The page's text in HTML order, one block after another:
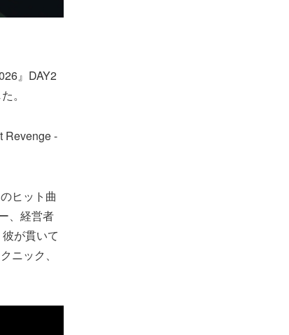
』DAY2
。
Revenge -
ヒット曲
、経営者
が貫いて
ニック、